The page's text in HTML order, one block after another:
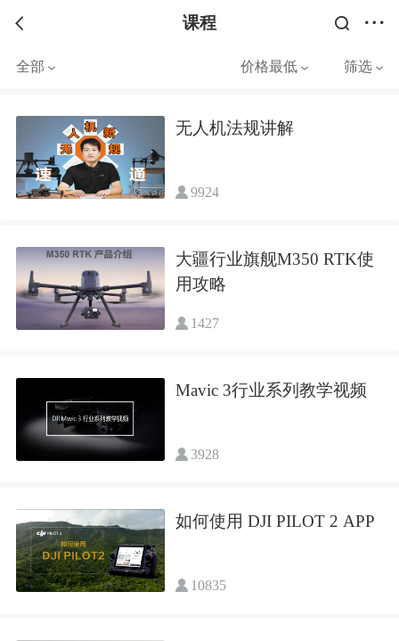
课程
全部 价格最低 筛选
无人机法规讲解
9924
大疆行业旗舰M350 RTK使
用攻略
1427
Mavic 3行业系列教学视频
3928
如何使用 DJI PILOT 2 APP
10835